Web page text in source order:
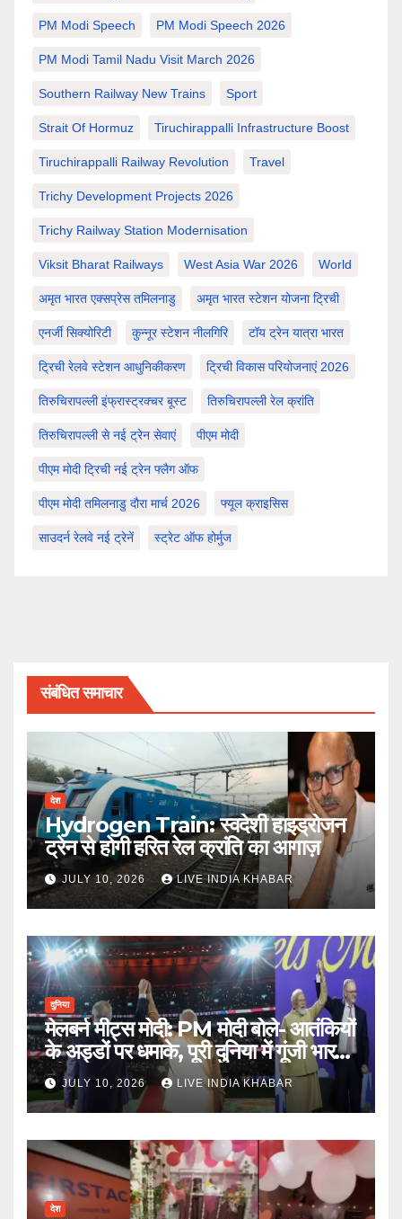
PM Modi Speech PM Modi Speech 2026
PM Modi Tamil Nadu Visit March 2026
Southern Railway New Trains Sport
Strait Of Hormuz Tiruchirappalli Infrastructure Boost
Tiruchirappalli Railway Revolution Travel
Trichy Development Projects 2026
Trichy Railway Station Modernisation
Viksit Bharat Railways West Asia War 2026 World
अमृत भारत एक्सप्रेस तमिलनाडु अमृत भारत स्टेशन योजना ट्रिची
एनर्जी सिक्योरिटी कुन्नूर स्टेशन नीलगिरि टॉय ट्रेन यात्रा भारत
ट्रिची रेलवे स्टेशन आधुनिकीकरण ट्रिची विकास परियोजनाएं 2026
तिरुचिरापल्ली इंफ्रास्ट्रक्चर बूस्ट तिरुचिरापल्ली रेल क्रांति
तिरुचिरापल्ली से नई ट्रेन सेवाएं पीएम मोदी
पीएम मोदी ट्रिची नई ट्रेन फ्लैग ऑफ
पीएम मोदी तमिलनाडु दौरा मार्च 2026 फ्यूल क्राइसिस
साउदर्न रेलवे नई ट्रेनें स्ट्रेट ऑफ होर्मुज
संबंधित समाचार
देश
Hydrogen Train: स्वदेशी हाइड्रोजन
ट्रेन से होगी हरित रेल क्रांति का आगाज़
JULY 10, 2026 LIVE INDIA KHABAR
दुनिया
मेलबर्न मीट्स मोदी: PM मोदी बोले- आतंकियों
के अड्डों पर धमाके, पूरी दुनिया में गूंजी भारत
की ताकत
JULY 10, 2026 LIVE INDIA KHABAR
देश